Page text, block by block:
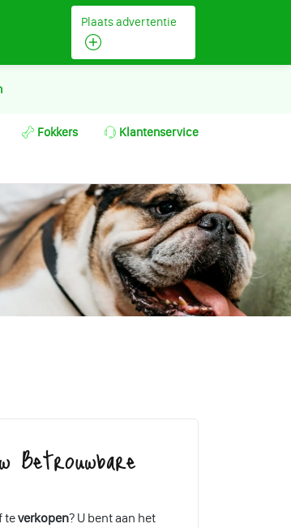
Plaats advertentie
Fokkers Klantenservice
Betrouwbare
teverkopen? U bent aan het